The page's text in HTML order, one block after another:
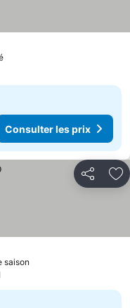
Consulter les prix
Consulter les prix
Partager
saison